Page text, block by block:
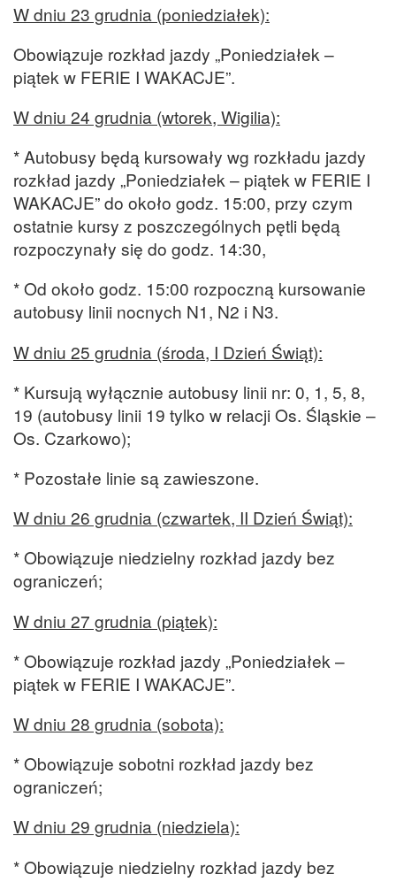
W dniu 23 grudnia (poniedziałek):
Obowiązuje rozkład jazdy „Poniedziałek –
piątek w FERIE I WAKACJE”.
W dniu 24 grudnia (wtorek, Wigilia):
* Autobusy będą kursowały wg rozkładu jazdy
rozkład jazdy „Poniedziałek – piątek w FERIE I
WAKACJE” do około godz. 15:00, przy czym
ostatnie kursy z poszczególnych pętli będą
rozpoczynały się do godz. 14:30,
* Od około godz. 15:00 rozpoczną kursowanie
autobusy linii nocnych N1, N2 i N3.
W dniu 25 grudnia (środa, I Dzień Świąt):
* Kursują wyłącznie autobusy linii nr: 0, 1, 5, 8,
19 (autobusy linii 19 tylko w relacji Os. Śląskie –
Os. Czarkowo);
* Pozostałe linie są zawieszone.
W dniu 26 grudnia (czwartek, II Dzień Świąt):
* Obowiązuje niedzielny rozkład jazdy bez
ograniczeń;
W dniu 27 grudnia (piątek):
* Obowiązuje rozkład jazdy „Poniedziałek –
piątek w FERIE I WAKACJE”.
W dniu 28 grudnia (sobota):
* Obowiązuje sobotni rozkład jazdy bez
ograniczeń;
W dniu 29 grudnia (niedziela):
* Obowiązuje niedzielny rozkład jazdy bez